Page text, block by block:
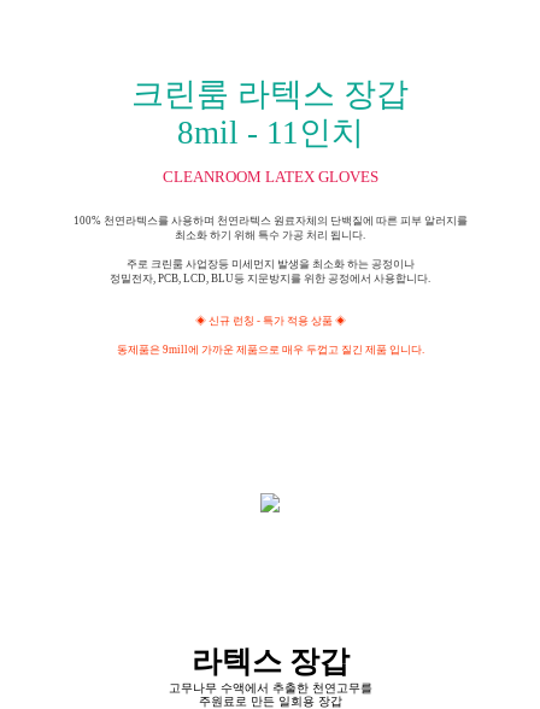
크린룸 라텍스 장갑
8mil - 11인치
CLEANROOM LATEX GLOVES
100% 천연라텍스를 사용하며 천연라텍스 원료자체의 단백질에 따른 피부 알러지를
최소화 하기 위해 특수 가공 처리 됩니다.
주로 크린룸 사업장등 미세먼지 발생을 최소화 하는 공정이나
정밀전자, PCB, LCD, BLU등 지문방지를 위한 공정에서 사용합니다.
◈ 신규 런칭 - 특가 적용 상품 ◈
동제품은 9mill에 가까운 제품으로 매우 두껍고 질긴 제품 입니다.
라텍스 장갑
고무나무 수액에서 추출한 천연고무를
주원료로 만든 일회용 장갑